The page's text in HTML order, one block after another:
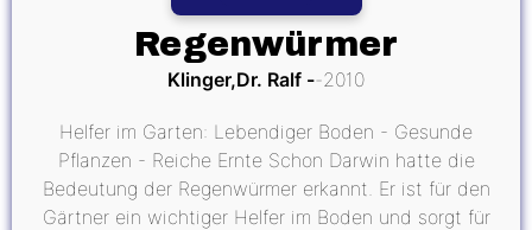
Regenwürmer
Klinger,Dr. Ralf 2010
Helfer im Garten: Lebendiger Boden - Gesunde
Pflanzen - Reiche Ernte Schon Darwin hatte die
Bedeutung der Regenwürmer erkannt. Er ist für den
Gärtner ein wichtiger Helfer im Boden und sorgt für